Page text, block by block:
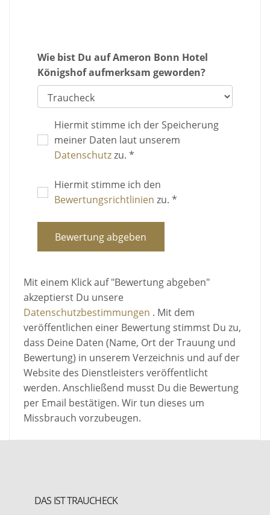
Wie bist Du auf Ameron Bonn Hotel
Königshof aufmerksam geworden?
Hiermit stimme ich der Speicherung
meiner Daten laut unserem
Datenschutzzu. *
Hiermit stimme ich den
Bewertungsrichtlinien zu. *
Bewertung abgeben
Mit einem Klick auf "Bewertung abgeben"
akzeptierst Du unsere
Datenschutzbestimmungen . Mit dem
veröffentlichen einer Bewertung stimmst Du zu,
dass Deine Daten (Name, Ort der Trauung und
Bewertung) in unserem Verzeichnis und auf der
Website des Dienstleisters veröffentlicht
werden. Anschließend musst Du die Bewertung
per Email bestätigen. Wir tun dieses um
Missbrauch vorzubeugen.
DAS IST TRAUCHECK